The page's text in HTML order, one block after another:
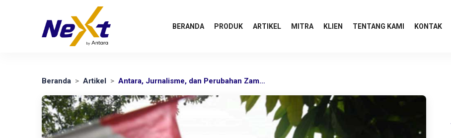
BERANDA PRODUK ARTIKEL MITRA KLIEN TENTANG KAMI KONTAK
Beranda > Artikel > Antara, Jurnalisme, dan Perubahan Zaman